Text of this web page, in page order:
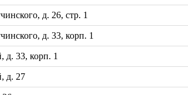
д. 26, стр. 1
д. 33, корп. 1
д. 33, корп. 1
д. 27